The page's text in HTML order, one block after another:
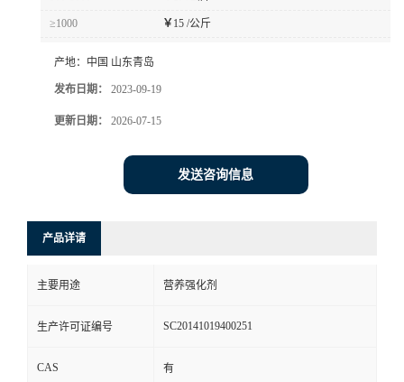
≥1000 ￥ 15 /公斤
产地： 中国 山东青岛
发布日期： 2023-09-19
更新日期： 2026-07-15
发送咨询信息
产品详请
主要用途 营养强化剂
生产许可证编号 SC20141019400251
CAS 有